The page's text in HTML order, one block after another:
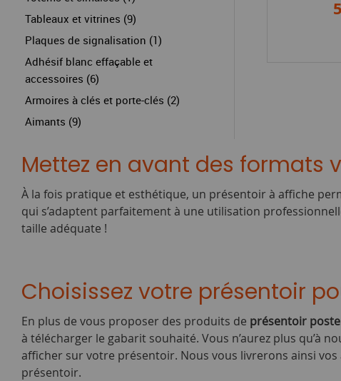
Tableaux et vitrines (9)
Plaques de signalisation (1)
Adhésif blanc effaçable et
accessoires (6)
Armoires à clés et porte-clés (2)
Aimants (9)
Mettez en avant des formats
À la fois pratique et esthétique, un présentoir à affiche
qui s’adaptent parfaitement à une utilisation
taille adéquate !
Choisissez votre présentoir
En plus de vous proposer des produits de présentoir
à télécharger le gabarit souhaité. Vous n’aurez plus qu’à
afficher sur votre présentoir. Nous vous livrerons ainsi
présentoir.